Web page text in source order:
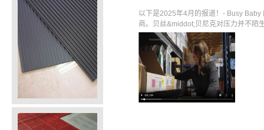
以下是2025年4月的报道！- Busy
商。贝丝&middot;贝尼克对压力并不陌